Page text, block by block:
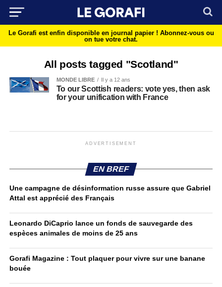
Le Gorafi est enfin disponible en journal papier ! Abonnez-vous ou
on tue votre chat.
All posts tagged "Scotland"
MONDE LIBRE Il y a 12 ans
To our Scottish readers: vote yes, then ask
for your unification with France
ADVERTISEMENT
EN BREF
Une campagne de désinformation russe assure que Gabriel
Attal est apprécié des Français
Leonardo DiCaprio lance un fonds de sauvegarde des
espèces animales de moins de 25 ans
Gorafi Magazine : Tout plaquer pour vivre sur une banane
bouée